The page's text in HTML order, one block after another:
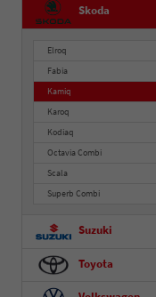
Skoda
Elroq
Fabia
Kamiq
Karoq
Kodiaq
Octavia Combi
Scala
Superb Combi
Suzuki
Toyota